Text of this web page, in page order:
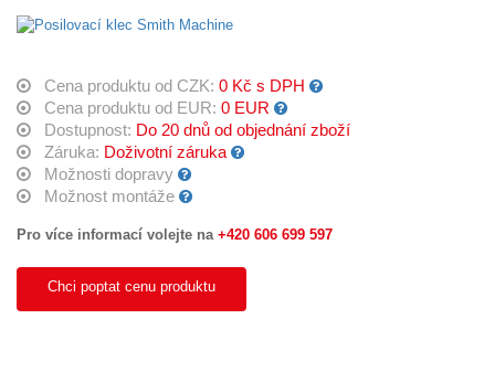
Cena produktu od CZK: 0 Kč s DPH
Cena produktu od EUR: 0 EUR
Dostupnost: Do 20 dnů od objednání zboží
Záruka: Doživotní záruka
Možnosti dopravy
Možnost montáže
Pro více informací volejte na +420 606 699 597
Chci poptat cenu produktu